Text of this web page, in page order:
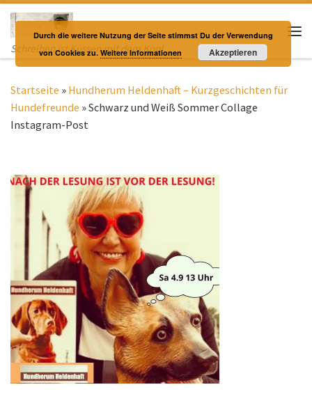
Zum Inhalt springen
Schreiben ist Küssen mit dem Kopf
Startseite » Hundherum Heldenhaft – Kurzgeschichten für
Hundefreunde »Schwarz und Weiß Sommer Collage
Instagram-Post
Durch die weitere Nutzung der Seite stimmst Du der Verwendung
von Cookies zu.Weitere Informationen Akzeptieren